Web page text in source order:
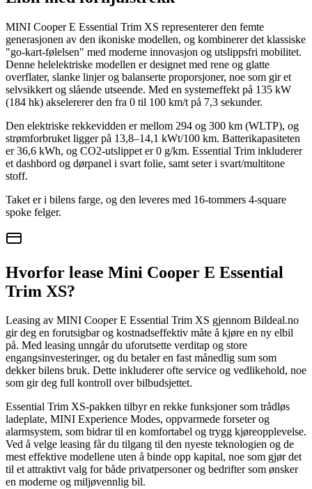
MINI Cooper E Essential Trim XS representerer den femte
generasjonen av den ikoniske modellen, og kombinerer det klassiske
"go-kart-følelsen" med moderne innovasjon og utslippsfri mobilitet.
Denne helelektriske modellen er designet med rene og glatte
overflater, slanke linjer og balanserte proporsjoner, noe som gir et
selvsikkert og slående utseende. Med en systemeffekt på 135 kW
(184 hk) akselererer den fra 0 til 100 km/t på 7,3 sekunder.
Den elektriske rekkevidden er mellom 294 og 300 km (WLTP), og
strømforbruket ligger på 13,8–14,1 kWt/100 km. Batterikapasiteten
er 36,6 kWh, og CO2-utslippet er 0 g/km. Essential Trim inkluderer
et dashbord og dørpanel i svart folie, samt seter i svart/multitone
stoff.
Taket er i bilens farge, og den leveres med 16-tommers 4-square
spoke felger.
Hvorfor lease Mini Cooper E Essential
Trim XS?
Leasing av MINI Cooper E Essential Trim XS gjennom Bildeal.no
gir deg en forutsigbar og kostnadseffektiv måte å kjøre en ny elbil
på. Med leasing unngår du uforutsette verditap og store
engangsinvesteringer, og du betaler en fast månedlig sum som
dekker bilens bruk. Dette inkluderer ofte service og vedlikehold, noe
som gir deg full kontroll over bilbudsjettet.
Essential Trim XS-pakken tilbyr en rekke funksjoner som trådløs
ladeplate, MINI Experience Modes, oppvarmede forseter og
alarmsystem, som bidrar til en komfortabel og trygg kjøreopplevelse.
Ved å velge leasing får du tilgang til den nyeste teknologien og de
mest effektive modellene uten å binde opp kapital, noe som gjør det
til et attraktivt valg for både privatpersoner og bedrifter som ønsker
en moderne og miljøvennlig bil.